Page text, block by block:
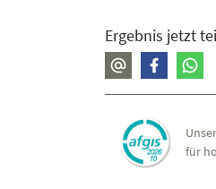
Ergebnis jetzt
für